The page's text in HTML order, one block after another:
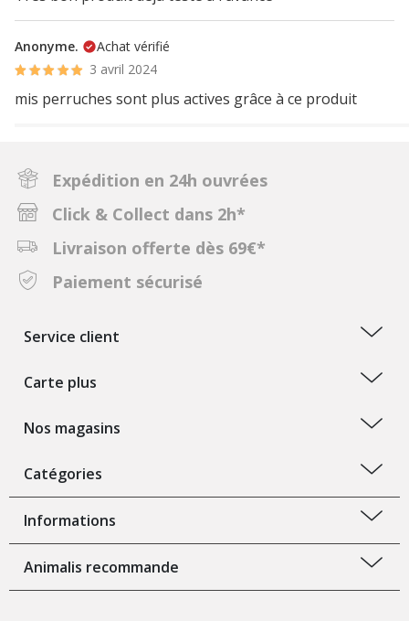
Anonyme.
Achat vérifié
3 avril 2024
mis perruches sont plus actives grâce à ce produit
Expédition en 24h ouvrées
Click & Collect dans 2h*
Livraison offerte dès 69€*
Paiement sécurisé
Service client
Carte plus
Nos magasins
Catégories
Informations
Animalis recommande